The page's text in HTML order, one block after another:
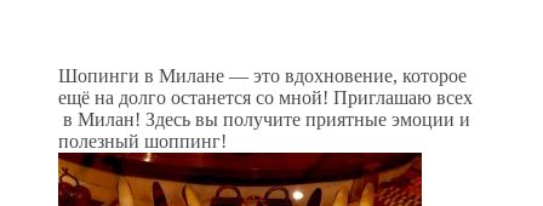
Шопинги в Милане — это вдохновение, которое
ещё на долго останется со мной! Приглашаю всех
в Милан! Здесь вы получите приятные эмоции и
полезный шоппинг!